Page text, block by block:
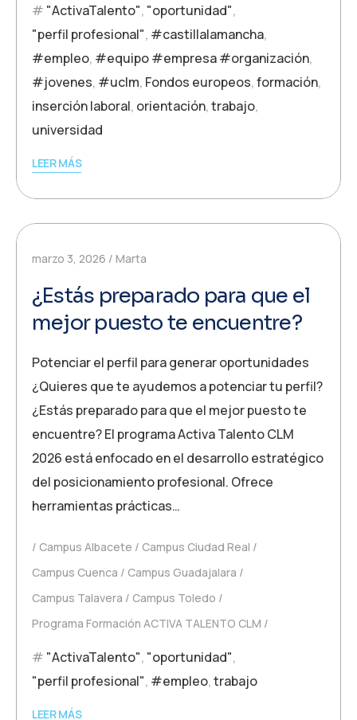
"ActivaTalento", "oportunidad",
"perfil profesional", #castillalamancha,
#empleo, #equipo #empresa #organización,
#jovenes, #uclm, Fondos europeos,formación,
inserción laboral, orientación,trabajo,
universidad
LEER MÁS
marzo 3, 2026 Marta
¿Estás preparado para que el
mejor puesto te encuentre?
Potenciar el perfil para generar oportunidades
¿Quieres que te ayudemos a potenciar tu perfil?
¿Estás preparado para que el mejor puesto te
encuentre? El programa Activa Talento CLM
2026 está enfocado en el desarrollo estratégico
del posicionamiento profesional. Ofrece
herramientas prácticas…
Campus Albacete
Campus Ciudad Real
Campus Cuenca
Campus Guadajalara
Campus Talavera
Campus Toledo
Programa Formación ACTIVA TALENTO CLM
"ActivaTalento", "oportunidad",
"perfil profesional", #empleo,trabajo
LEER MÁS